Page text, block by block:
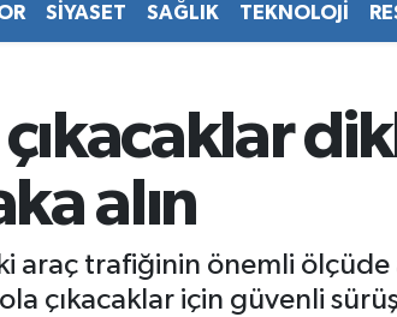
SİYASET SAĞLIK TEKNOLOJİ
alın
trafiğinin önemli ölçüde
çıkacaklar için güvenli